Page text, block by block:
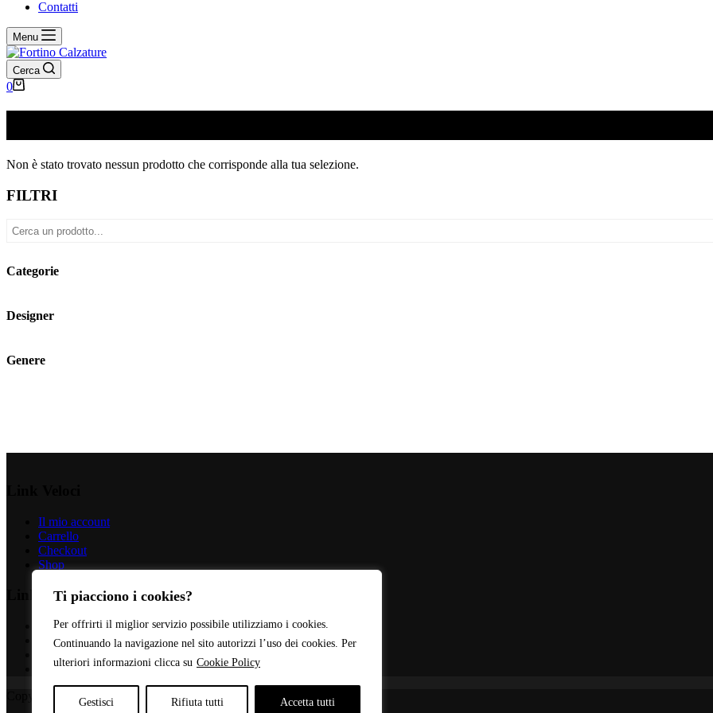
Ti piacciono i cookies?
Per offrirti il miglior servizio possibile utilizziamo i cookies.
Continuando la navigazione nel sito autorizzi l’uso dei cookies. Per
ulteriori informazioni clicca su Cookie Policy
Gestisci Rifiuta tutti Accetta tutti
Contatti
Menu
Cerca
Carrello
0
Non è stato trovato nessun prodotto che corrisponde alla tua selezione.
FILTRI
Categorie
Designer
Genere
Il mio account
Carrello
Checkout
Shop
Link Importanti
Privacy Policy
Cookie Policy
Contatti
Copyright © 2026 - Web Powered by
Dylog Italia S.p.A.